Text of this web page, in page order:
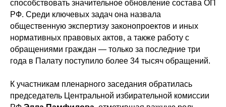
способствовать значительное обновление состава ОП
РФ. Среди ключевых задач она назвала
общественную экспертизу законопроектов и иных
нормативных правовых актов, а также работу с
обращениями граждан — только за последние три
года в Палату поступило более 34 тысяч обращений.
К участникам пленарного заседания обратилась
председатель Центральной избирательной комиссии